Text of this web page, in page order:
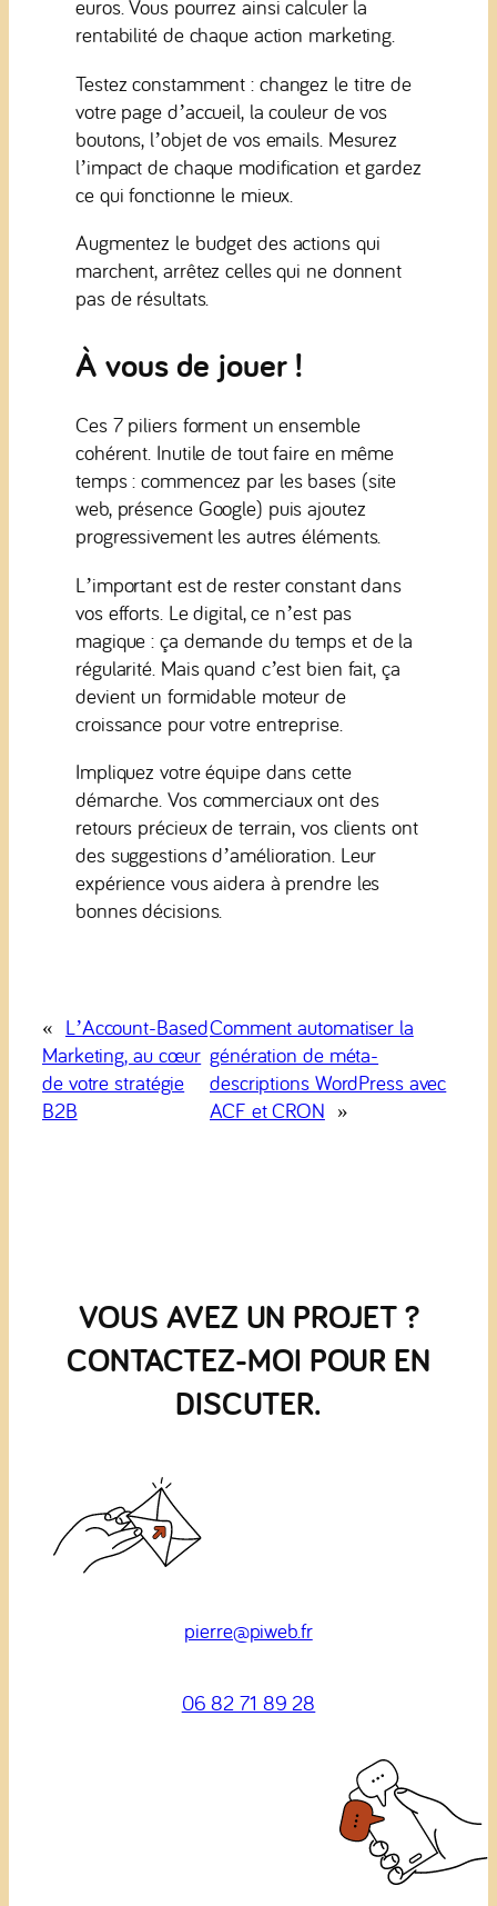
euros. Vous pourrez ainsi calculer la
rentabilité de chaque action marketing.
Testez constamment : changez le titre de
votre page d’accueil, la couleur de vos
boutons, l’objet de vos emails. Mesurez
l’impact de chaque modification et gardez
ce qui fonctionne le mieux.
Augmentez le budget des actions qui
marchent, arrêtez celles qui ne donnent
pas de résultats.
À vous de jouer !
Ces 7 piliers forment un ensemble
cohérent. Inutile de tout faire en même
temps : commencez par les bases (site
web, présence Google) puis ajoutez
progressivement les autres éléments.
L’important est de rester constant dans
vos efforts. Le digital, ce n’est pas
magique : ça demande du temps et de la
régularité. Mais quand c’est bien fait, ça
devient un formidable moteur de
croissance pour votre entreprise.
Impliquez votre équipe dans cette
démarche. Vos commerciaux ont des
retours précieux de terrain, vos clients ont
des suggestions d’amélioration. Leur
expérience vous aidera à prendre les
bonnes décisions.
« L’Account-Based
Marketing, au cœur
de votre stratégie
B2B
Comment automatiser la
génération de méta-
descriptions WordPress avec
ACF et CRON »
VOUS AVEZ UN PROJET ?
CONTACTEZ-MOI POUR EN
DISCUTER.
pierre@piweb.fr
06 82 71 89 28